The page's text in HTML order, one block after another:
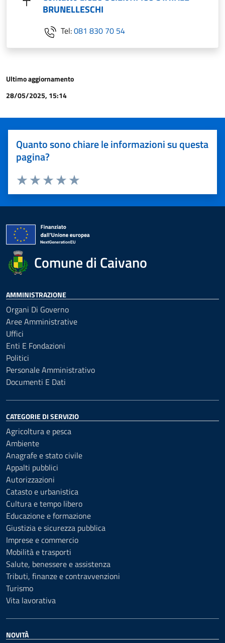
BRUNELLESCHI
Tel:081 830 70 54
Ultimo aggiornamento
28/05/2025, 15:14
Quanto sono chiare le informazioni su questa
pagina?
Valuta 5 stelle su 5
Valuta 4 stelle su 5
Valuta 3 stelle su 5
Valuta 2 stelle su 5
Valuta 1 stelle su 5
Comune di Caivano
AMMINISTRAZIONE
Organi Di Governo
Aree Amministrative
Uffici
Enti E Fondazioni
Politici
Personale Amministrativo
Documenti E Dati
CATEGORIE DI SERVIZIO
Agricoltura e pesca
Ambiente
Anagrafe e stato civile
Appalti pubblici
Autorizzazioni
Catasto e urbanistica
Cultura e tempo libero
Educazione e formazione
Giustizia e sicurezza pubblica
Imprese e commercio
Mobilità e trasporti
Salute, benessere e assistenza
Tributi, finanze e contravvenzioni
Turismo
Vita lavorativa
NOVITÀ